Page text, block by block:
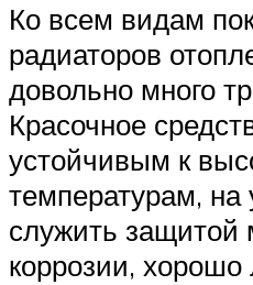
Ко всем видам
радиаторов
довольно много
Красочное
устойчивым к
температурам,
служить защитой
коррозии,